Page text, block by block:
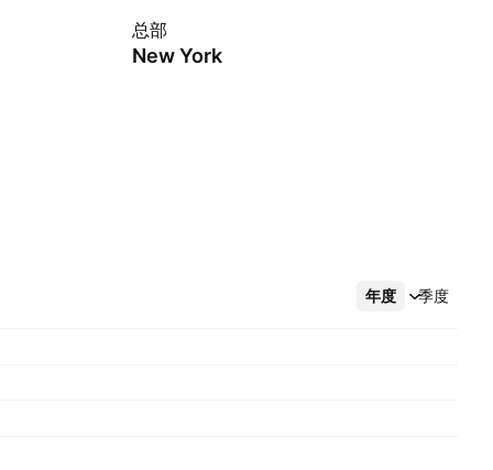
总部
New York
年度 季度
更多